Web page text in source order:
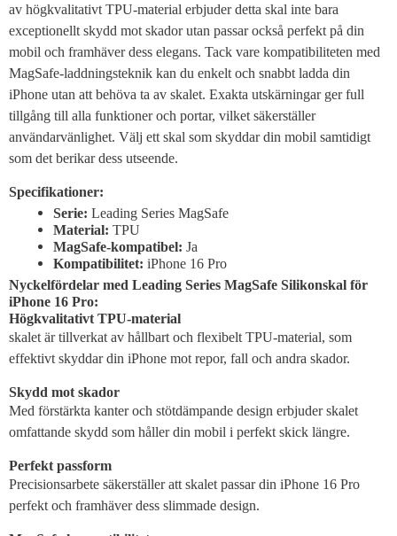
av högkvalitativt TPU-material erbjuder detta skal inte bara
exceptionellt skydd mot skador utan passar också perfekt på din
mobil och framhäver dess elegans. Tack vare kompatibiliteten med
MagSafe-laddningsteknik kan du enkelt och snabbt ladda din
iPhone utan att behöva ta av skalet. Exakta utskärningar ger full
tillgång till alla funktioner och portar, vilket säkerställer
användarvänlighet. Välj ett skal som skyddar din mobil samtidigt
som det berikar dess utseende.
Specifikationer:
Serie: Leading Series MagSafe
Material: TPU
MagSafe-kompatibel: Ja
Kompatibilitet: iPhone 16 Pro
Nyckelfördelar med Leading Series MagSafe Silikonskal för
iPhone 16 Pro:
Högkvalitativt TPU-material
skalet är tillverkat av hållbart och flexibelt TPU-material, som
effektivt skyddar din iPhone mot repor, fall och andra skador.
Skydd mot skador
Med förstärkta kanter och stötdämpande design erbjuder skalet
omfattande skydd som håller din mobil i perfekt skick längre.
Perfekt passform
Precisionsarbete säkerställer att skalet passar din iPhone 16 Pro
perfekt och framhäver dess slimmade design.